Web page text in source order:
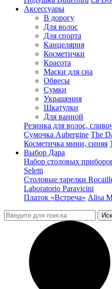
Аксессуары
В дорогу
Для волос
Для спорта
Канцелярия
Косметички
Красота
Маски для сна
Обвесы
Сумки
Украшения
Шкатулки
Для ванной
Резинка для волос,
Сумочка Aubergine The
Косметичка мини, синяя
Выбор Дара
Набор столовых
Seletti
Столовые тарелки
Laboratorio Paravicini
Платок «Встреча» Alisa